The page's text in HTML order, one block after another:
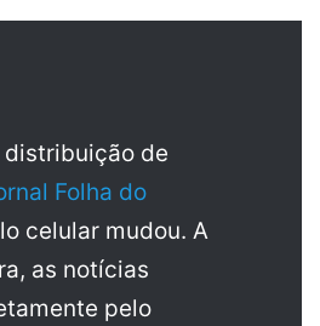
de
Folha do
celular mudou. A
as notícias
pelo